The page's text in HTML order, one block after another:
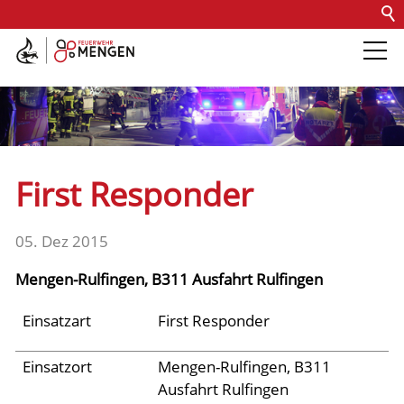
Kontakt Impressum
Barrierefreiheit
Die Feuerwehr
Fachdienste
Fahrzeuge
Einsätze
Archiv 2025
First Responder
05. Dez 2015
Mengen-Rulfingen, B311 Ausfahrt Rulfingen
Einsatzart
First Responder
Einsatzort
Mengen-Rulfingen, B311
Ausfahrt Rulfingen